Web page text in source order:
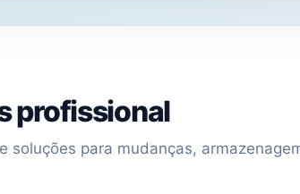
profissional
soluções para mudanças,